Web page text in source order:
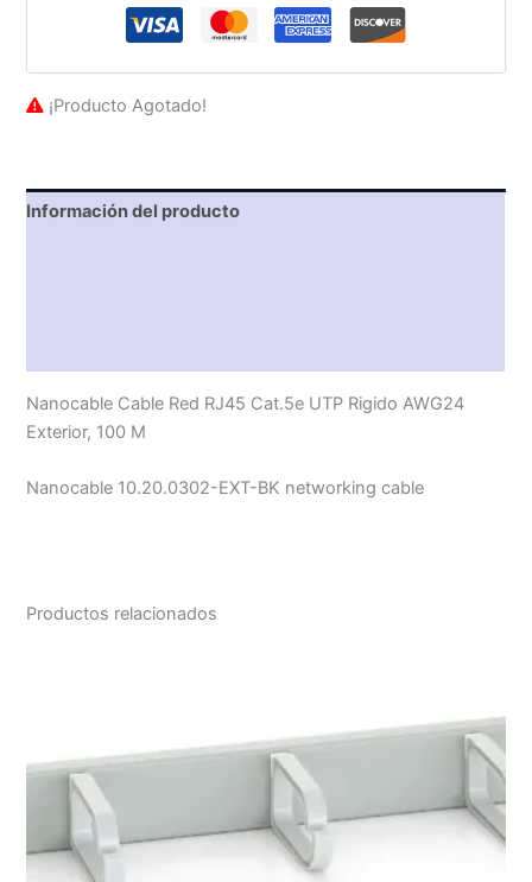
¡Producto Agotado!
Información del producto
Nanocable Cable Red RJ45 Cat.5e UTP Rigido AWG24
Exterior, 100 M
Nanocable 10.20.0302-EXT-BK networking cable
Productos relacionados